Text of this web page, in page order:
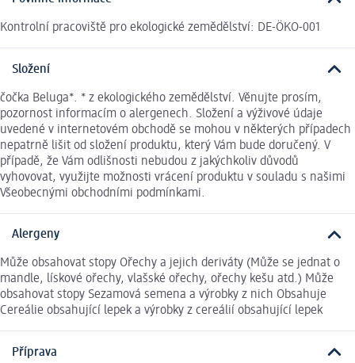
Kontrolní pracoviště pro ekologické zemědělství: DE-ÖKO-001
Složení
čočka Beluga*. * z ekologického zemědělství. Věnujte prosím,
pozornost informacím o alergenech. Složení a výživové údaje
uvedené v internetovém obchodě se mohou v některých případech
nepatrně lišit od složení produktu, který Vám bude doručený. V
případě, že Vám odlišnosti nebudou z jakýchkoliv důvodů
vyhovovat, využijte možnosti vrácení produktu v souladu s našimi
Všeobecnými obchodními podmínkami.
Alergeny
Může obsahovat stopy Ořechy a jejich deriváty (Může se jednat o
mandle, lískové ořechy, vlašské ořechy, ořechy kešu atd.) Může
obsahovat stopy Sezamová semena a výrobky z nich Obsahuje
Cereálie obsahující lepek a výrobky z cereálií obsahující lepek
Příprava